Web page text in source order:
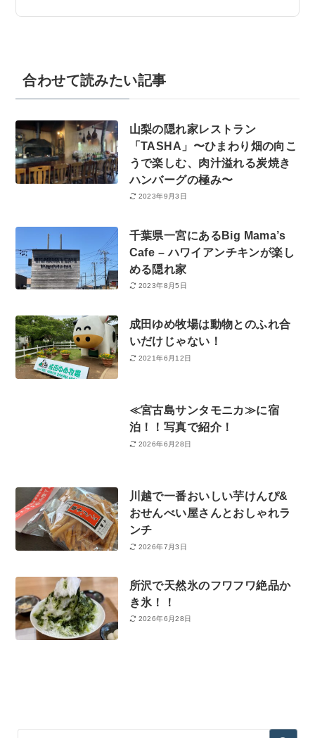
合わせて読みたい記事
山梨の隠れ家レストラン
「TASHA」〜ひまわり畑の向こ
うで楽しむ、肉汁溢れる炭焼き
ハンバーグの極み〜
2023年9月3日
千葉県一宮にあるBig Mama’s
Cafe – ハワイアンチキンが楽し
める隠れ家
2023年8月5日
成田ゆめ牧場は動物とのふれ合
いだけじゃない！
2021年6月12日
≪宮古島サンタモニカ≫に宿
泊！！写真で紹介！
2026年6月28日
川越で一番おいしい芋けんぴ&
おせんべい屋さんとおしゃれラ
ンチ
2026年7月3日
所沢で天然氷のフワフワ絶品か
き氷！！
2026年6月28日